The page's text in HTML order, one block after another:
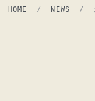
HOME / NEWS / お